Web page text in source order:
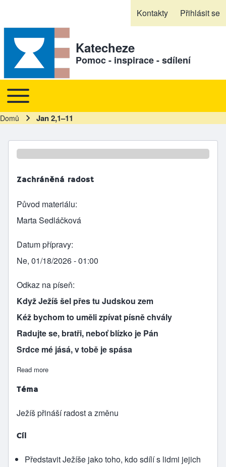
Kontakty Přihlásit se
Katecheze
Pomoc - inspirace - sdílení
Hlavní navigace
Toggle main menu
Drobečková navigace
Domů Jan 2,1–11
Zachráněná radost
Původ materiálu
Marta Sedláčková
Datum přípravy
Ne, 01/18/2026 - 01:00
Odkaz na píseň
Když Ježíš šel přes tu Judskou zem
Kéž bychom to uměli zpívat písně chvály
Radujte se, bratři, neboť blízko je Pán
Srdce mé jásá, v tobě je spása
Read more
Téma
Ježíš přináší radost a změnu
Cíl
Představit Ježíše jako toho, kdo sdílí s lidmi jejich